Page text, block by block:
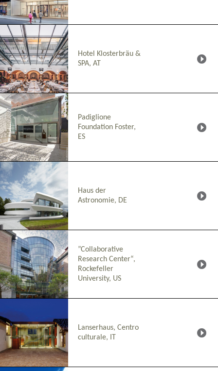
Hotel Klosterbräu &
SPA, AT
Padiglione
Foundation Foster,
ES
Haus der
Astronomie, DE
”Collaborative
Research Center“,
Rockefeller
University, US
Lanserhaus, Centro
culturale, IT